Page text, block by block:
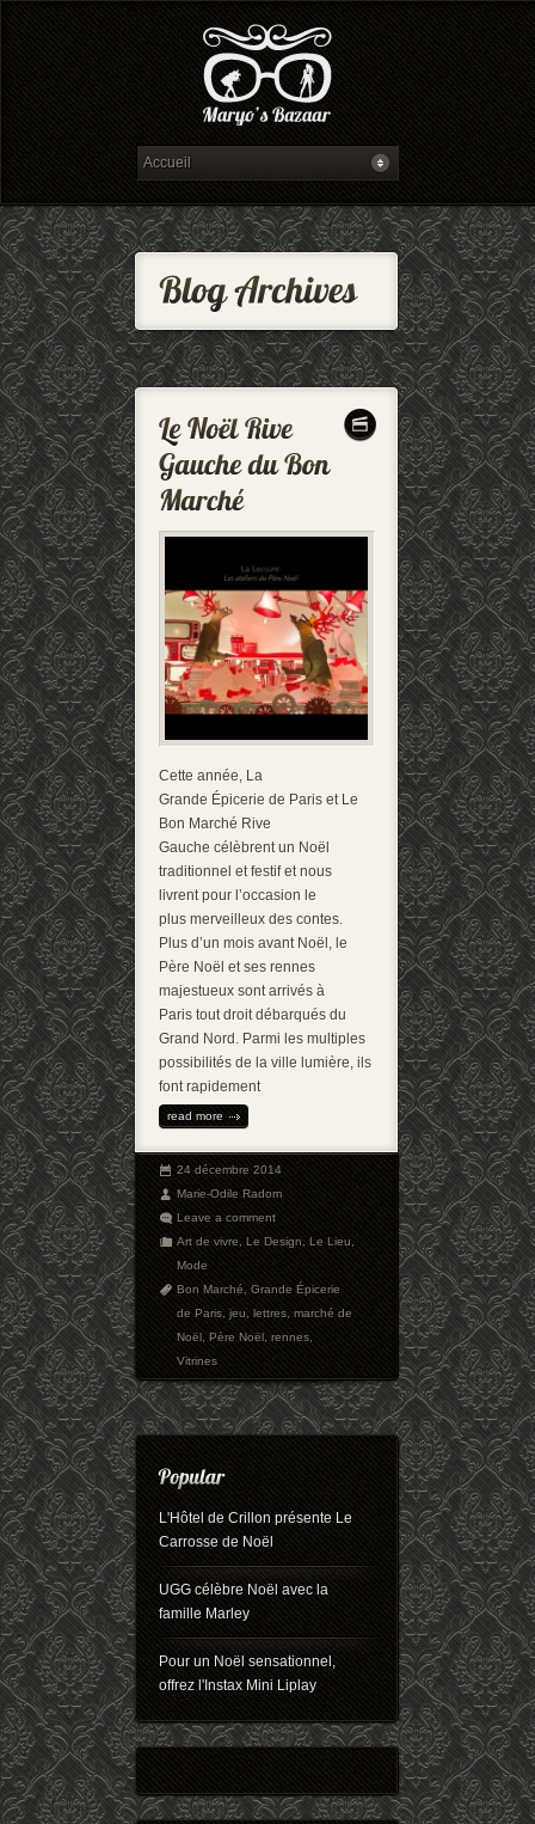
Cette année, La
Grande Épicerie de Paris et Le
Bon Marché Rive
Gauche célèbrent un Noël
traditionnel et festif et nous
livrent pour l’occasion le
plus merveilleux des contes.
Plus d’un mois avant Noël, le
Père Noël et ses rennes
majestueux sont arrivés à
Paris tout droit débarqués du
Grand Nord. Parmi les multiples
possibilités de la ville lumière, ils
font rapidement
read more
24 décembre 2014
Marie-Odile Radom
Leave a comment
Art de vivre,Le Design,Le Lieu,
Mode
Bon Marché,Grande Épicerie
de Paris,jeu,lettres,marché de
Noël,Père Noël,rennes,
Vitrines
L'Hôtel de Crillon présente Le
Carrosse de Noël
UGG célèbre Noël avec la
famille Marley
Pour un Noël sensationnel,
offrez l'Instax Mini Liplay